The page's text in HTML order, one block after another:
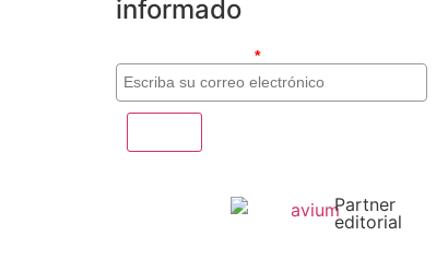
informado
*
Partner
editorial